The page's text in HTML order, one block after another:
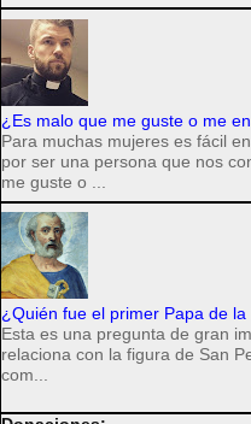
¿Es malo que me guste o me
Para muchas mujeres es fácil
por ser una persona que nos
me guste o ...
¿Quién fue el primer Papa de
Esta es una pregunta de gran
relaciona con la figura de San
com...